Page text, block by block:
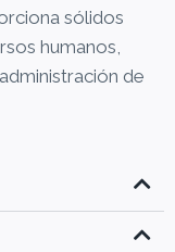
sólidos
humanos,
de